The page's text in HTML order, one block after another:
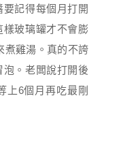
記得每個月打開
玻璃罐才不會膨
煮雞湯。真的不誇
。老闆說打開後
上6個月再吃最剛